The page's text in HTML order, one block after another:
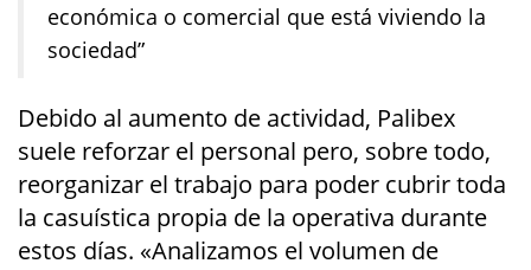
económica o comercial que está viviendo la
sociedad”
Debido al aumento de actividad, Palibex
suele reforzar el personal pero, sobre todo,
reorganizar el trabajo para poder cubrir toda
la casuística propia de la operativa durante
estos días. «Analizamos el volumen de